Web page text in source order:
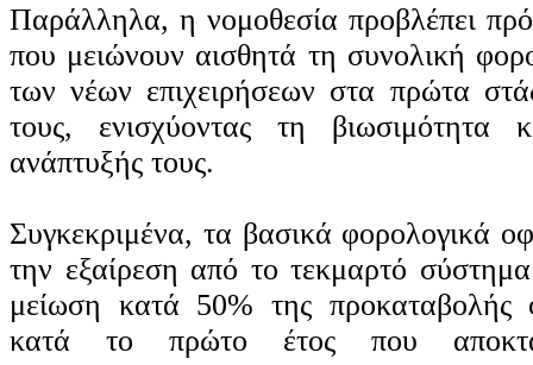
Παράλληλα, η νομοθεσία προβλέπει
που μειώνουν αισθητά τη συνολική
των νέων επιχειρήσεων στα πρώτα
τους, ενισχύοντας τη βιωσιμότητα
ανάπτυξής τους.
Συγκεκριμένα, τα βασικά φορολογικά
την εξαίρεση από το τεκμαρτό σύστημα
μείωση κατά 50% της προκαταβολής
κατά το πρώτο έτος που